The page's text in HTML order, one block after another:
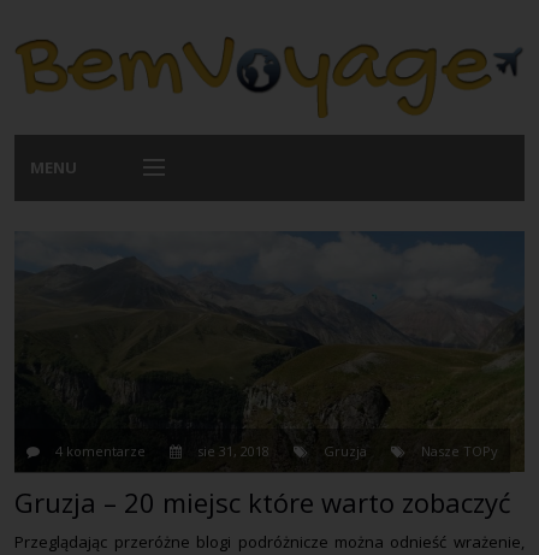
MENU
Praktycznie
4 komentarze sie 31, 2018 Gruzja Nasze TOPy
Gruzja – 20 miejsc które warto zobaczyć
Przeglądając przeróżne blogi podróżnicze można odnieść wrażenie,